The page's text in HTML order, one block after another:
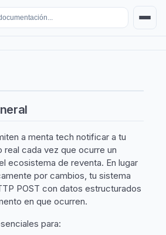
a menta tech notificar a tu
cada vez que ocurre un
ecosistema de reventa. En lugar
por cambios, tu sistema
POST con datos estructurados
en que ocurren.
para: